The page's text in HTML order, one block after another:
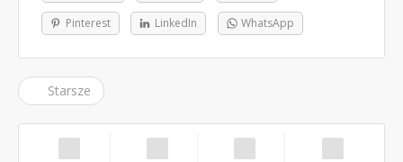
Pinterest LinkedIn WhatsApp
Starsze